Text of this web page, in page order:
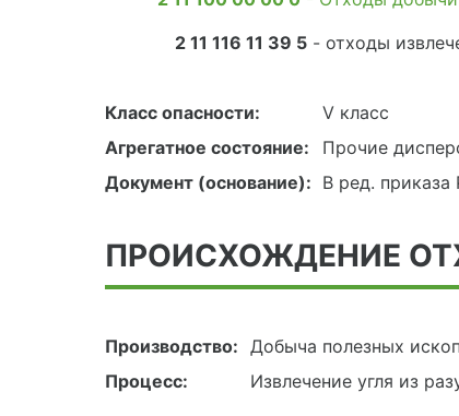
2 11 116 11 39 5 - отходы
Класс опасности:
V класс
Агрегатное состояние:
Прочие
Документ (основание): В ред. приказа
ПРОИСХОЖДЕНИЕ
Производство: Добыча полезных
Процесс:
Извлечение угля из